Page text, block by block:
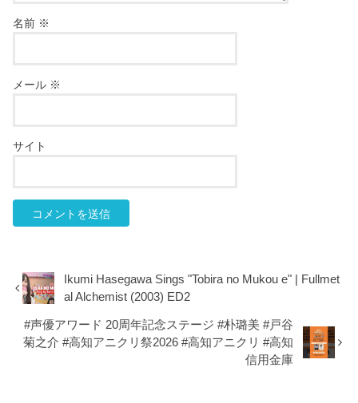
名前 ※
メール ※
サイト
Ikumi Hasegawa Sings "Tobira no Mukou e" | Fullmet
al Alchemist (2003) ED2
#声優アワード 20周年記念ステージ #朴璐美 #戸谷
菊之介 #高知アニクリ祭2026 #高知アニクリ #高知
信用金庫